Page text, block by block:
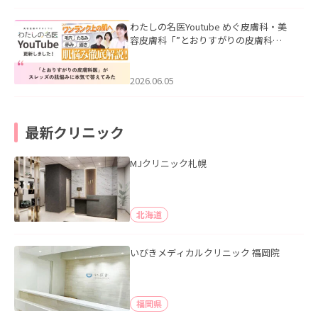
わたしの名医Youtube めぐ皮膚科・美
容皮膚科「”とおりすがりの皮膚科
2026.06.05
最新クリニック
MJクリニック札幌
北海道
いびきメディカルクリニック 福岡院
福岡県